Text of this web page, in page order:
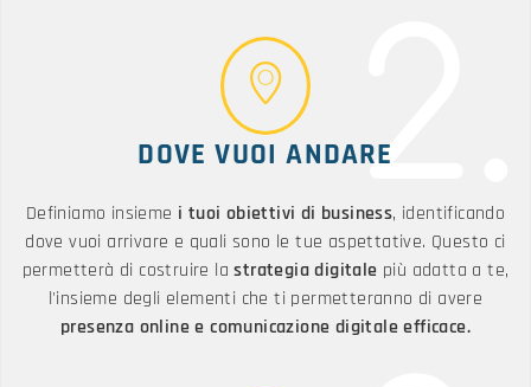
2.
DOVE VUOI ANDARE
Definiamo insieme i tuoi obiettivi di business, identificando
dove vuoi arrivare e quali sono le tue aspettative. Questo ci
permetterà di costruire lastrategia digitale più adatta a te,
l'insieme degli elementi che ti permetteranno di avere
presenza online e comunicazione digitale efficace.